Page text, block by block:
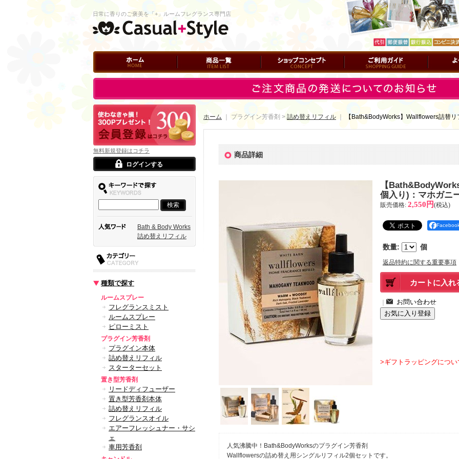
ホーム 商品一覧 ショップコンセプト ご利用ガイド よくある
日常に香りのご褒美を「+」ルームフレグランス専門店
ログイン
無料新規登録はコチラ
ログインする
Bath & Body Works
詰め替えリフィル
種類で探す
ルームスプレー
フレグランスミスト
ルームスプレー
ピローミスト
プラグイン芳香剤
プラグイン本体
詰め替えリフィル
スターターセット
置き型芳香剤
リードディフューザー
置き型芳香剤本体
詰め替えリフィル
フレグランスオイル
エアーフレッシュナー・サシ
ェ
車用芳香剤
ホーム ｜ プラグイン芳香剤 > 詰め替えリフィル 【Bath&BodyWorks】Wallflowers詰替
商品詳細
【
個入り)：マホガニ
販売価格: 2,550円(税込)
数量: 個
返品特約に関する重要事項
>ギフトラッピングについ
人気沸騰中！Bath&BodyWorksのプラグイン芳香剤
Wallflowersの詰め替え用シングルリフィル2個セットです。